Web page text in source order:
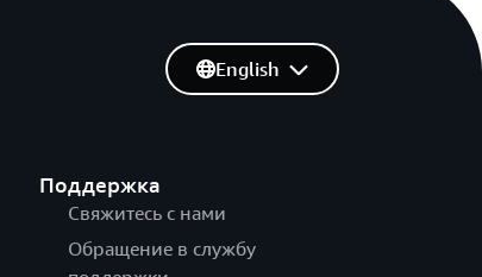
Поддержка
Свяжитесь с нами
Обращение в службу
English